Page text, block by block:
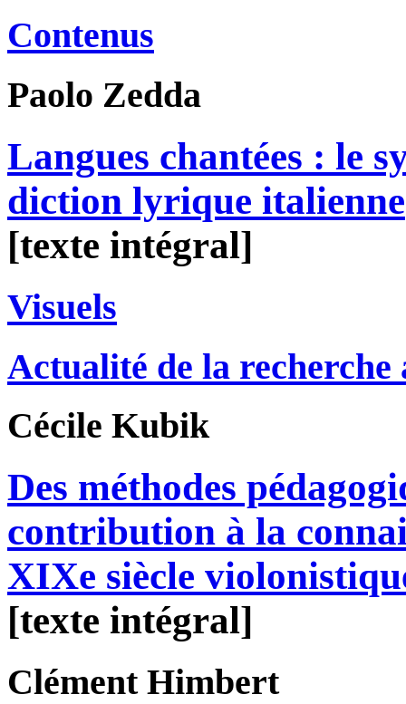
Contenus
Paolo Zedda
Langues chantées : le
diction lyrique italienne
[texte intégral]
Visuels
Actualité de la recherche
Cécile Kubik
Des méthodes
contribution à la
XIXe siècle
[texte intégral]
Clément Himbert